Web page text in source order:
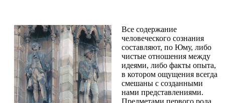
Все содержание
человеческого сознания
составляют, по Юму, либо
чистые отношения между
идеями, либо факты опыта,
в котором ощущения всегда
смешаны с созданными
нами представлениями.
Предметами первого рода